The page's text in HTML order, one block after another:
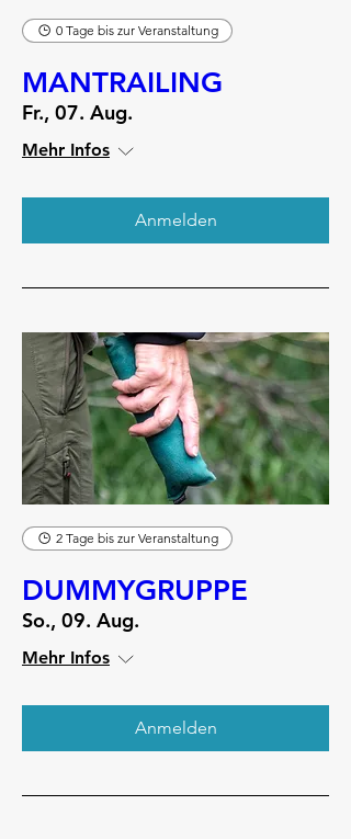
0 Tage bis zur Veranstaltung
MANTRAILING
Fr., 07. Aug.
Mehr Infos
Anmelden
2 Tage bis zur Veranstaltung
DUMMYGRUPPE
So., 09. Aug.
Mehr Infos
Anmelden